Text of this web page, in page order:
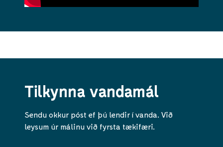
Tilkynna vandamál
Sendu okkur póst ef þú lendir í vanda. Við
leysum úr málinu við fyrsta tækifæri.